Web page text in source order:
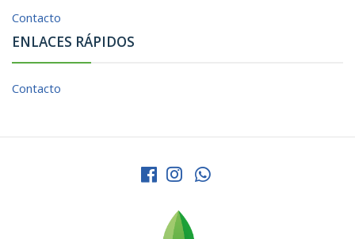
Contacto
ENLACES RÁPIDOS
Contacto